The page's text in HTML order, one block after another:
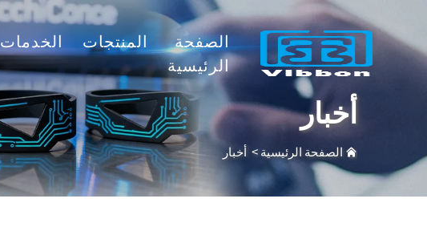
الصفحة
الرئيسية
المنتجات الخدمات
أخبار
الصفحة الرئيسية> أخبار